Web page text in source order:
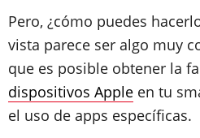
Pero, ¿cómo puedes
vista parece ser algo muy
que es posible obtener la
dispositivos Apple en tu
el uso de apps específicas.